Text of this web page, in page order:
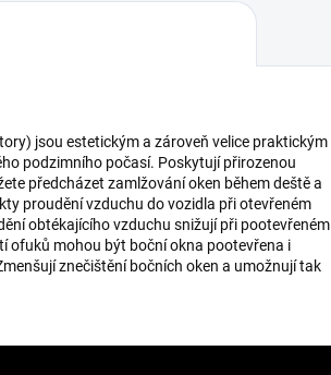
jsou estetickým a zároveň velice praktickým
podzimního počasí. Poskytují přirozenou
předcházet zamlžování oken během deště a
proudění vzduchu do vozidla při otevřeném
obtékajícího vzduchu snižují při pootevřeném
ofuků mohou být boční okna pootevřena i
znečištění bočních oken a umožnují tak